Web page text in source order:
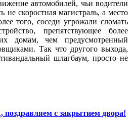
автомобилей, чьи водители
не скоростная магистраль, а место
того, соседи угрожали сломать
препятствующее более
домам, чем предусмотренный
Так что другого выхода,
шлагбаум, просто не
с закрытием двора!